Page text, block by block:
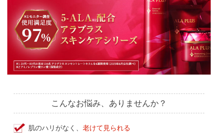
こんなお悩み、ありませんか？
肌のハリがなく、 老けて見られる